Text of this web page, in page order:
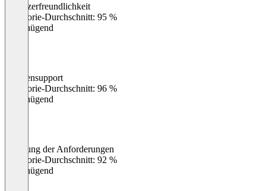
Benutzerfreundlichkeit
Kategorie-Durchschnitt: 95 %
Ungenügend
Kundensupport
Kategorie-Durchschnitt: 96 %
Ungenügend
Erfüllung der Anforderungen
Kategorie-Durchschnitt: 92 %
Ungenügend